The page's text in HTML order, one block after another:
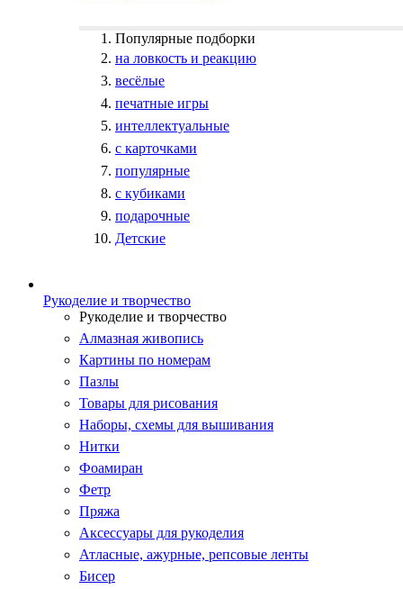
Популярные подборки
на ловкость и реакцию
весёлые
печатные игры
интеллектуальные
с карточками
популярные
с кубиками
подарочные
Детские
Рукоделие и творчество
Рукоделие и творчество
Алмазная живопись
Картины по номерам
Пазлы
Товары для рисования
Наборы, схемы для вышивания
Нитки
Фоамиран
Фетр
Пряжа
Аксессуары для рукоделия
Атласные, ажурные, репсовые ленты
Бисер